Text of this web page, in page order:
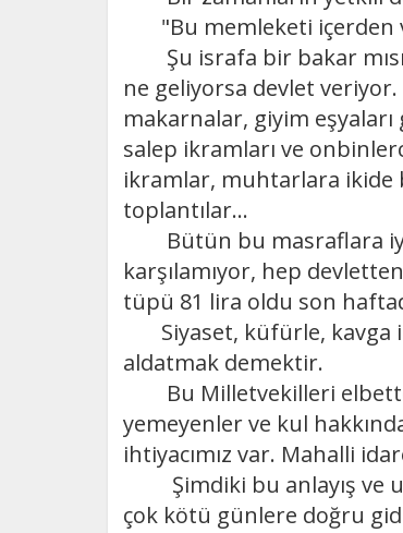
"Bu memleketi içerden
Şu israfa bir bakar
ne geliyorsa devlet
makarnalar, giyim
salep ikramları ve
ikramlar, muhtarlara ikide
toplantılar...
Bütün bu masraflara iyi
karşılamıyor, hep
tüpü 81 lira oldu son
Siyaset, küfürle, kavga
aldatmak demektir.
Bu Milletvekilleri elbette
yemeyenler ve kul
ihtiyacımız var. Mahalli
Şimdiki bu anlayış ve
çok kötü günlere doğru